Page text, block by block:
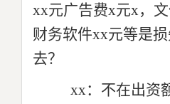
xx元广告费x元x，
财务软件xx元等是
去？
xx：不在出资